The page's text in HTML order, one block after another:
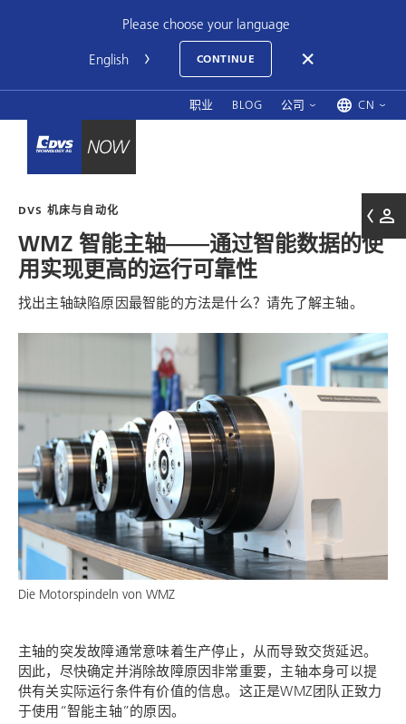
Please choose your language
CONTINUE
职业 BLOG 公司 CN
DVS 机床与自动化
WMZ 智能主轴——通过智能数据的使
用实现更高的运行可靠性
找出主轴缺陷原因最智能的方法是什么？请先了解主轴。
Die Motorspindeln von WMZ
主轴的突发故障通常意味着生产停止，从而导致交货延迟。
因此，尽快确定并消除故障原因非常重要，主轴本身可以提
供有关实际运行条件有价值的信息。这正是WMZ团队正致力
于使用“智能主轴”的原因。